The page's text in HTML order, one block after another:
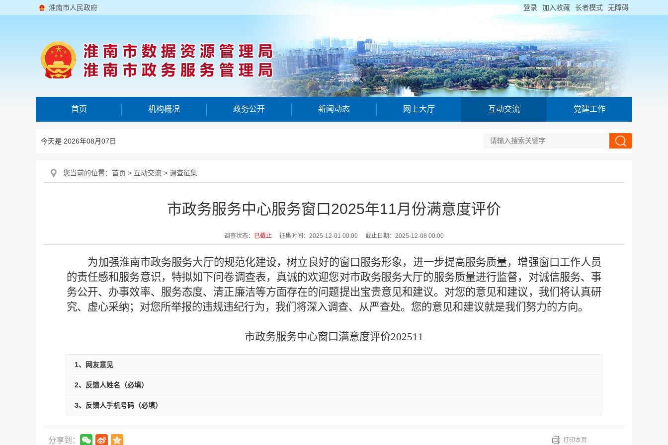
淮南市人民政府 登录 加入收藏 长者模式 无障碍
首页 机构概况 政务公开 新闻动态 网上大厅 互动交流 党建工作
今天是 2026年08月07日
您当前的位置： 首页 > 互动交流 > 调查征集
市政务服务中心服务窗口2025年11月份满意度评价
调查状态： 已截止 征集时间： 2025-12-01 00:00 截止日期： 2025-12-08 00:00
为加强淮南市政务服务大厅的规范化建设，树立良好的窗口服务形象，进一步提高服务质量，增强窗口工作人员
的责任感和服务意识，特拟如下问卷调查表，真诚的欢迎您对市政务服务大厅的服务质量进行监督，对诚信服务、事
务公开、办事效率、服务态度、清正廉洁等方面存在的问题提出宝贵意见和建议。对您的意见和建议，我们将认真研
究、虚心采纳；对您所举报的违规违纪行为，我们将深入调查、从严查处。您的意见和建议就是我们努力的方向。
市政务服务中心窗口满意度评价202511
1、网友意见
2、反馈人姓名（必填）
3、反馈人手机号码（必填）
分享到： 打印本页